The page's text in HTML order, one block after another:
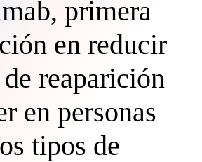
primera
en reducir
reaparición
en personas
tipos de